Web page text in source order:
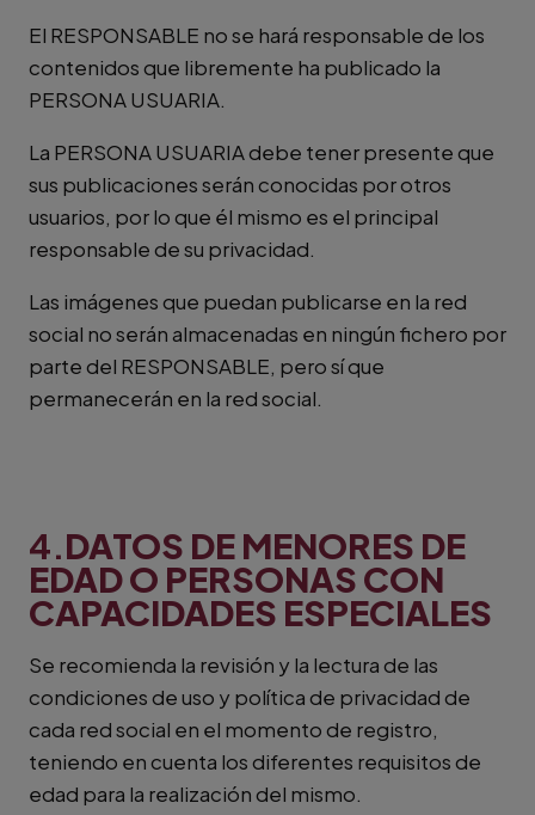
El RESPONSABLE no se hará responsable de los
contenidos que libremente ha publicado la
PERSONA USUARIA.
La PERSONA USUARIA debe tener presente que
sus publicaciones serán conocidas por otros
usuarios, por lo que él mismo es el principal
responsable de su privacidad.
Las imágenes que puedan publicarse en la red
social no serán almacenadas en ningún fichero por
parte del RESPONSABLE, pero sí que
permanecerán en la red social.
4.DATOS DE MENORES DE
EDAD O PERSONAS CON
CAPACIDADES ESPECIALES
Se recomienda la revisión y la lectura de las
condiciones de uso y política de privacidad de
cada red social en el momento de registro,
teniendo en cuenta los diferentes requisitos de
edad para la realización del mismo.